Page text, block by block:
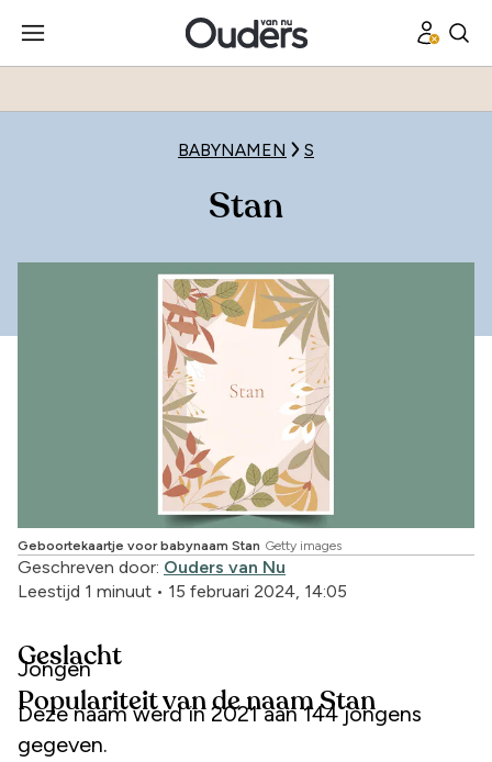
BABYNAMEN S
Stan
Geboortekaartje voor babynaam Stan Getty images
Geschreven door: Ouders van Nu
Leestijd 1 minuut • 15 februari 2024, 14:05
Geslacht
Jongen
Populariteit van de naam Stan
Deze naam werd in 2021 aan 144 jongens
gegeven.